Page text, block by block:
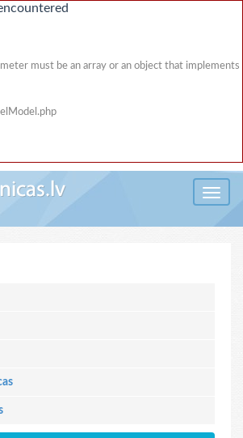
must be an array or an object that implements
Toggle